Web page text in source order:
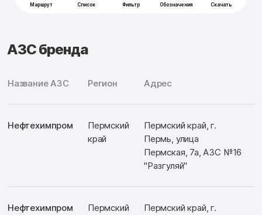
АЗС бренда
Название АЗС Регион Адрес
Нефтехимпром
Пермский
край
Пермский край, г.
Пермь, улица
Пермская, 7а, АЗС №16
"Разгуляй"
Нефтехимпром
Пермский
Пермский край, г.